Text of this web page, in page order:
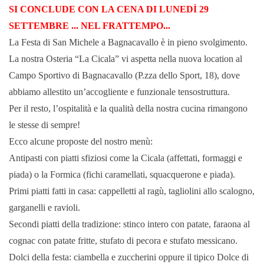
SI CONCLUDE CON LA CENA DI LUNEDÌ 29
SETTEMBRE ... NEL FRATTEMPO...
La Festa di San Michele a Bagnacavallo è in pieno svolgimento.
La nostra Osteria “La Cicala” vi aspetta nella nuova location al
Campo Sportivo di Bagnacavallo (P.zza dello Sport, 18), dove
abbiamo allestito un’accogliente e funzionale tensostruttura.
Per il resto, l’ospitalità e la qualità della nostra cucina rimangono
le stesse di sempre!
Ecco alcune proposte del nostro menù:
Antipasti con piatti sfiziosi come la Cicala (affettati, formaggi e
piada) o la Formica (fichi caramellati, squacquerone e piada).
Primi piatti fatti in casa: cappelletti al ragù, tagliolini allo scalogno,
garganelli e ravioli.
Secondi piatti della tradizione: stinco intero con patate, faraona al
cognac con patate fritte, stufato di pecora e stufato messicano.
Dolci della festa: ciambella e zuccherini oppure il tipico Dolce di